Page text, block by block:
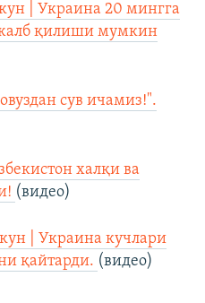
| Украина 20 мингга
қилиши мумкин
сув ичамиз!".
халқи ва
(видео)
| Украина кучлари
қайтарди. (видео)